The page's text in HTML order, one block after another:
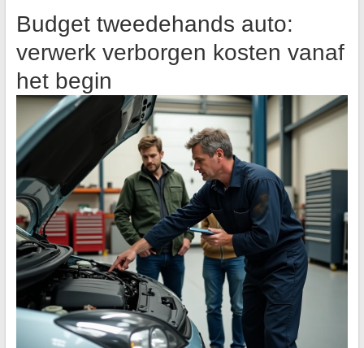
Budget tweedehands auto:
verwerk verborgen kosten vanaf
het begin